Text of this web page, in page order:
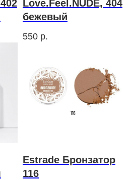
Love.Feel.NUDE, 404
бежевый
550 р.
Estrade Бронзатор
116